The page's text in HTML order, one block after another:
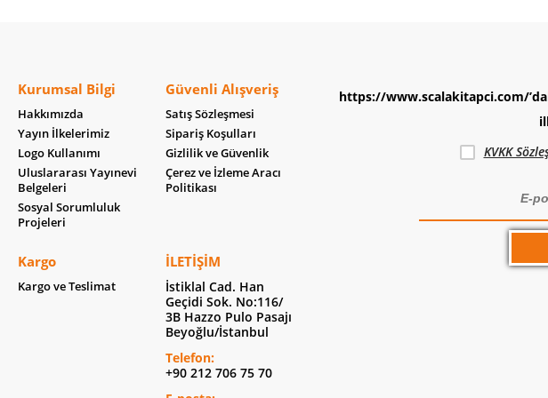
Kurumsal Bilgi
Hakkımızda
Yayın İlkelerimiz
Logo Kullanımı
Uluslararası Yayınevi
Belgeleri
Sosyal Sorumluluk
Projeleri
Güvenli Alışveriş
Satış Sözleşmesi
Sipariş Koşulları
Gizlilik ve Güvenlik
Çerez ve İzleme Aracı
Politikası
Kargo
Kargo ve Teslimat
İLETIŞIM
İstiklal Cad. Han
Geçidi Sok. No:116/
3B Hazzo Pulo Pasajı
Beyoğlu/İstanbul
Telefon:
+90 212 706 75 70
https://www.scalakitapci.com/
KVKK